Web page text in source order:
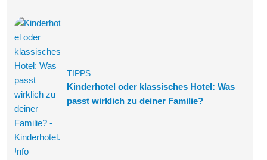
TIPPS
Kinderhotel oder klassisches Hotel: Was
passt wirklich zu deiner Familie?